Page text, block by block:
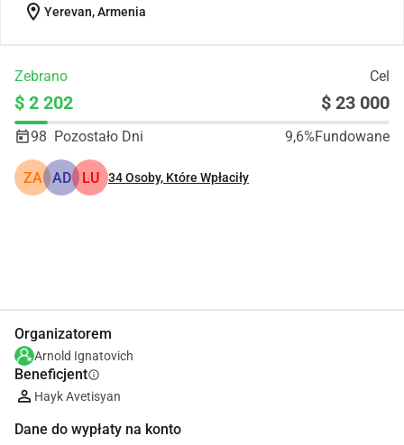
location_on Yerevan, Armenia
Zebrano Cel
$ 2 202 $ 23 000
98 Pozostało Dni 9,6%Fundowane
ZA AD LU 34Osoby, Które Wpłaciły
Organizatorem
Arnold Ignatovich
Beneficjentinfo
Hayk Avetisyan
Dane do wypłaty na konto